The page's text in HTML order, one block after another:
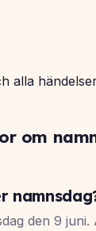
alla
om
den 9